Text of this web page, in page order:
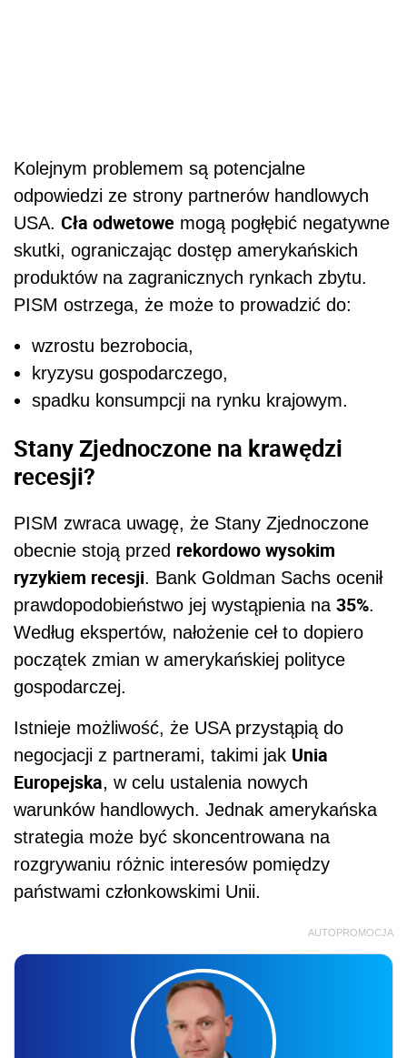
Kolejnym problemem są potencjalne
odpowiedzi ze strony partnerów handlowych
USA. Cła odwetowe mogą pogłębić negatywne
skutki, ograniczając dostęp amerykańskich
produktów na zagranicznych rynkach zbytu.
PISM ostrzega, że może to prowadzić do:
wzrostu bezrobocia,
kryzysu gospodarczego,
spadku konsumpcji na rynku krajowym.
Stany Zjednoczone na krawędzi
recesji?
PISM zwraca uwagę, że Stany Zjednoczone
obecnie stoją przed rekordowo wysokim
ryzykiem recesji. Bank Goldman Sachs ocenił
prawdopodobieństwo jej wystąpienia na 35%.
Według ekspertów, nałożenie ceł to dopiero
początek zmian w amerykańskiej polityce
gospodarczej.
Istnieje możliwość, że USA przystąpią do
negocjacji z partnerami, takimi jak Unia
Europejska, w celu ustalenia nowych
warunków handlowych. Jednak amerykańska
strategia może być skoncentrowana na
rozgrywaniu różnic interesów pomiędzy
państwami członkowskimi Unii.
AUTOPROMOCJA